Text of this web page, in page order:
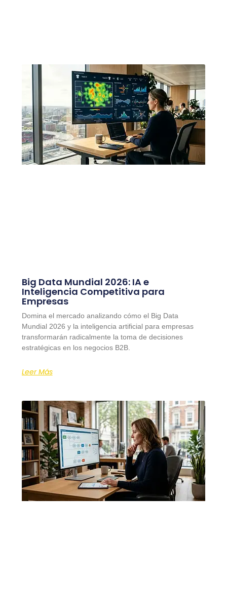
Big Data Mundial 2026: IA e
Inteligencia Competitiva para
Empresas
Domina el mercado analizando cómo el Big Data
Mundial 2026 y la inteligencia artificial para empresas
transformarán radicalmente la toma de decisiones
estratégicas en los negocios B2B.
Leer Más